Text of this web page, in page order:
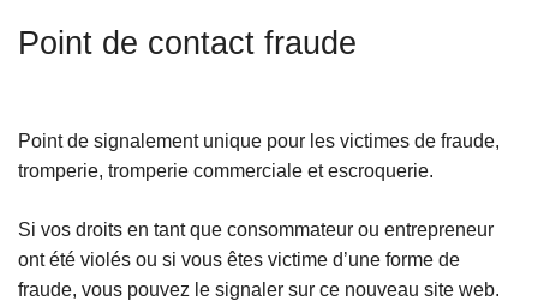
Point de contact fraude
Point de signalement unique pour les victimes de fraude,
tromperie, tromperie commerciale et escroquerie.
Si vos droits en tant que consommateur ou entrepreneur
ont été violés ou si vous êtes victime d’une forme de
fraude, vous pouvez le signaler sur ce nouveau site web.